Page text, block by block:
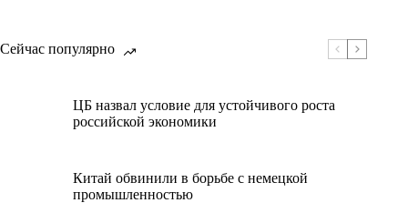
Сейчас популярно
ЦБ назвал условие для устойчивого роста
российской экономики
Китай обвинили в борьбе с немецкой
промышленностью